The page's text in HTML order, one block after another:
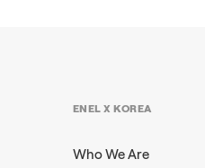
ENEL X KOREA
Who We Are